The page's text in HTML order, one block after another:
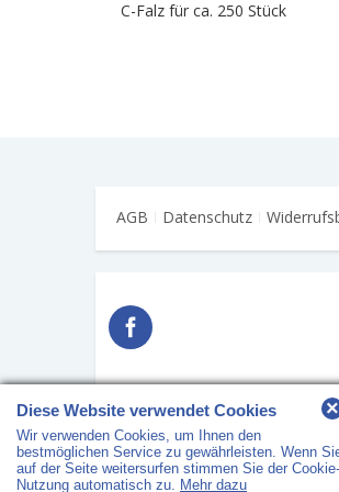
Wir verwenden Cookies, um Ihre
Cookies setzen
C-Falz für ca. 250 Stück
AGB Datenschutz
Copyright © 2018 HS Arbeitsschutz ·
Diese Website verwendet Cookies
Wir verwenden Cookies, um Ihnen den
bestmöglichen Service zu gewährleisten. Wenn
auf der Seite weitersurfen stimmen Sie der Cookie-
Nutzung automatisch zu. Mehr dazu
×